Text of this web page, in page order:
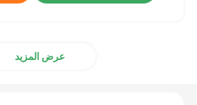
عرض المزيد